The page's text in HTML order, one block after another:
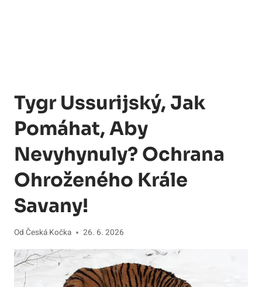
Tygr Ussurijský, Jak
Pomáhat, Aby
Nevyhynuly? Ochrana
Ohroženého Krále
Savany!
Od Česká Kočka 26. 6. 2026